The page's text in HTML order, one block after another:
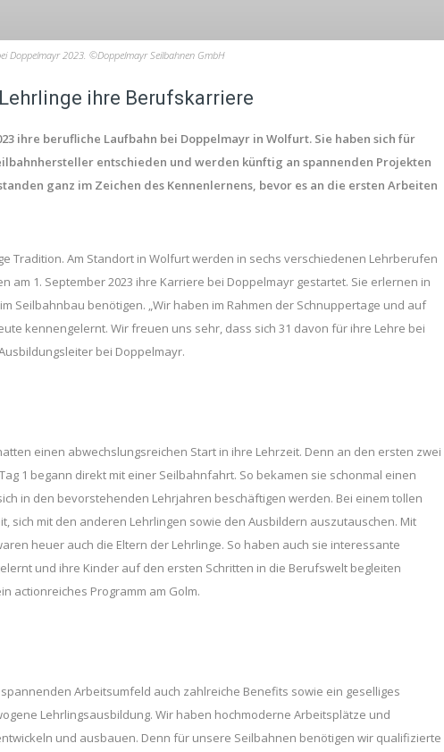
Doppelmayr 2023. ©Doppelmayr Seilbahnen GmbH
ihre Berufskarriere
ihre berufliche Laufbahn bei Doppelmayr in Wolfurt. Sie haben sich für
entschieden und werden künftig an spannenden Projekten
ganz im Zeichen des Kennenlernens, bevor es an die ersten Arbeiten
Tradition. Am Standort in Wolfurt werden in sechs verschiedenen Lehrberufen
am 1. September 2023 ihre Karriere bei Doppelmayr gestartet. Sie erlernen in
Seilbahnbau benötigen. „Wir haben im Rahmen der Schnuppertage und auf
kennengelernt. Wir freuen uns sehr, dass sich 31 davon für ihre Lehre bei
bei Doppelmayr.
einen abwechslungsreichen Start in ihre Lehrzeit. Denn an den ersten zwei
1 begann direkt mit einer Seilbahnfahrt. So bekamen sie schonmal einen
in den bevorstehenden Lehrjahren beschäftigen werden. Bei einem tollen
sich mit den anderen Lehrlingen sowie den Ausbildern auszutauschen. Mit
heuer auch die Eltern der Lehrlinge. So haben auch sie interessante
und ihre Kinder auf den ersten Schritten in die Berufswelt begleiten
actionreiches Programm am Golm.
Arbeitsumfeld auch zahlreiche Benefits sowie ein geselliges
Lehrlingsausbildung. Wir haben hochmoderne Arbeitsplätze und
und ausbauen. Denn für unsere Seilbahnen benötigen wir qualifizierte